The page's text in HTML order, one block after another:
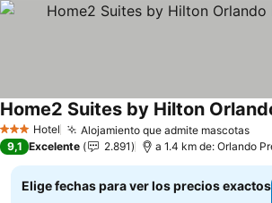
3 Estrellas
Hotel Alojamiento que admite mascotas
9,1 Excelente 2.891
Elige fechas para ver los precios exactos